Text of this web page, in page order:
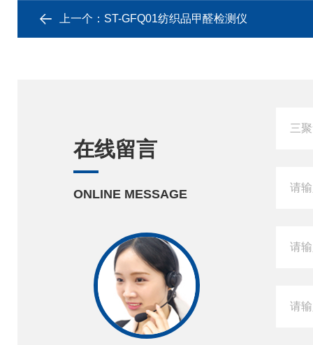
上一个： ST-GFQ01纺织品甲醛检测仪
在线留言
ONLINE MESSAGE